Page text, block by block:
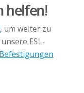
helfen!
, um weiter zu
ESL-